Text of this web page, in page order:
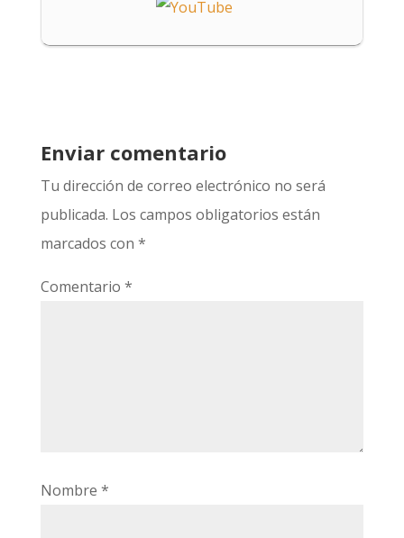
Enviar comentario
Tu dirección de correo electrónico no será
publicada. Los campos obligatorios están
marcados con *
Comentario *
Nombre *